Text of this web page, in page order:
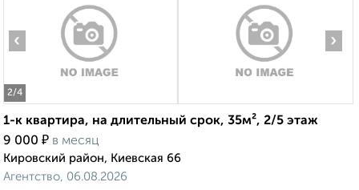
2/4
‹ ›
1-к квартира, на длительный срок, 35м², 2/5 этаж
9 000 ₽ в месяц
Кировский район, Киевская 66
Агентство, 06.08.2026